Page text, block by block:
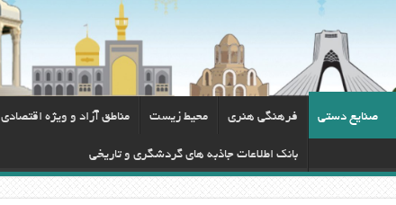
صنایع دستی فرهنگی هنری محيط زيست مناطق آزاد و ویژه اقتصادی
بانک اطلاعات جاذبه های گردشگری و تاریخی